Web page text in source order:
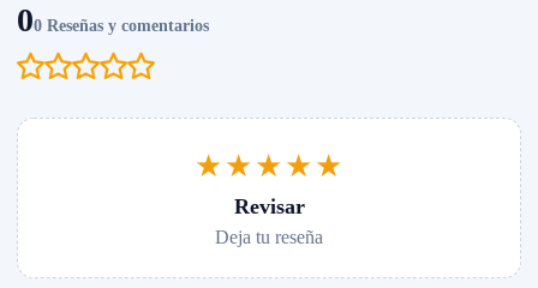
00 Reseñas y comentarios
★★★★★
Revisar
Deja tu reseña